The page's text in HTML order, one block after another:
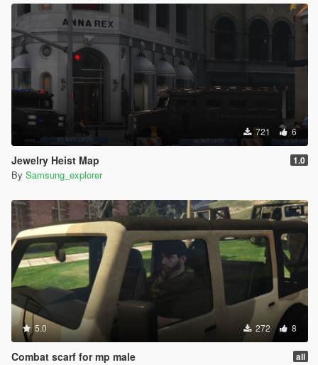
721 6
Jewelry Heist Map 1.0
By Samsung_explorer
5.0 272 8
Combat scarf for mp male all